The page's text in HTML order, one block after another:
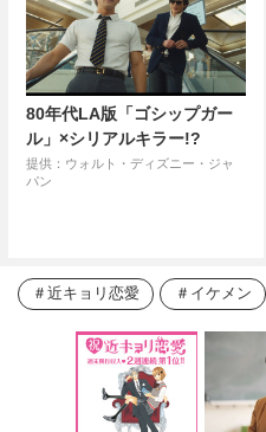
80年代LA版「ゴシップガー
ル」×シリアルキラー!?
提供：ウォルト・ディズニー・ジャ
パン
近キョリ恋愛 イケメン